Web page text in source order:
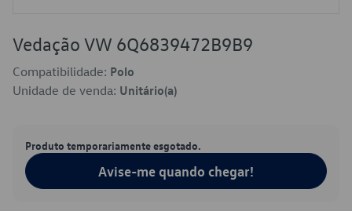
Vedação VW 6Q6839472B9B9
Compatibilidade: Polo
Unidade de venda: Unitário(a)
Produto temporariamente esgotado.
Avise-me quando chegar!